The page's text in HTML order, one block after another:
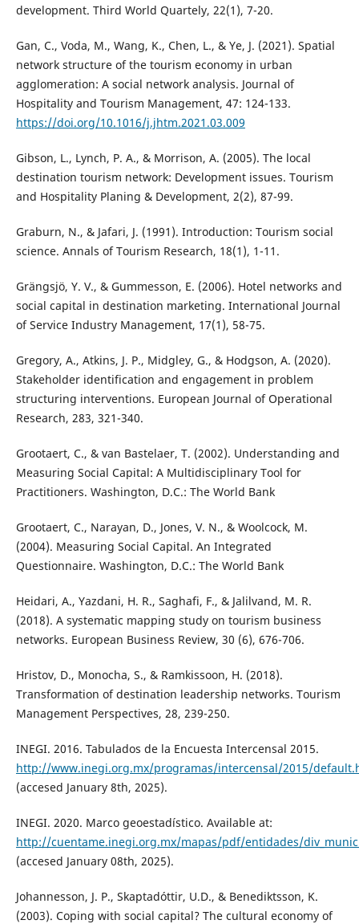
development. Third World Quartely, 22(1), 7-20.
Gan, C., Voda, M., Wang, K., Chen, L., & Ye, J. (2021). Spatial
network structure of the tourism economy in urban
agglomeration: A social network analysis. Journal of
Hospitality and Tourism Management, 47: 124-133.
https://doi.org/10.1016/j.jhtm.2021.03.009
Gibson, L., Lynch, P. A., & Morrison, A. (2005). The local
destination tourism network: Development issues. Tourism
and Hospitality Planing & Development, 2(2), 87-99.
Graburn, N., & Jafari, J. (1991). Introduction: Tourism social
science. Annals of Tourism Research, 18(1), 1-11.
Grängsjö, Y. V., & Gummesson, E. (2006). Hotel networks and
social capital in destination marketing. International Journal
of Service Industry Management, 17(1), 58-75.
Gregory, A., Atkins, J. P., Midgley, G., & Hodgson, A. (2020).
Stakeholder identification and engagement in problem
structuring interventions. European Journal of Operational
Research, 283, 321-340.
Grootaert, C., & van Bastelaer, T. (2002). Understanding and
Measuring Social Capital: A Multidisciplinary Tool for
Practitioners. Washington, D.C.: The World Bank
Grootaert, C., Narayan, D., Jones, V. N., & Woolcock, M.
(2004). Measuring Social Capital. An Integrated
Questionnaire. Washington, D.C.: The World Bank
Heidari, A., Yazdani, H. R., Saghafi, F., & Jalilvand, M. R.
(2018). A systematic mapping study on tourism business
networks. European Business Review, 30 (6), 676-706.
Hristov, D., Monocha, S., & Ramkissoon, H. (2018).
Transformation of destination leadership networks. Tourism
Management Perspectives, 28, 239-250.
INEGI. 2016. Tabulados de la Encuesta Intercensal 2015.
http://www.inegi.org.mx/programas/intercensal/2015/
(accesed January 8th, 2025).
INEGI. 2020. Marco geoestadístico. Available at:
http://cuentame.inegi.org.mx/mapas/pdf/entidades/
(accesed January 08th, 2025).
Johannesson, J. P., Skaptadóttir, U.D., & Benediktsson, K.
(2003). Coping with social capital? The cultural economy of